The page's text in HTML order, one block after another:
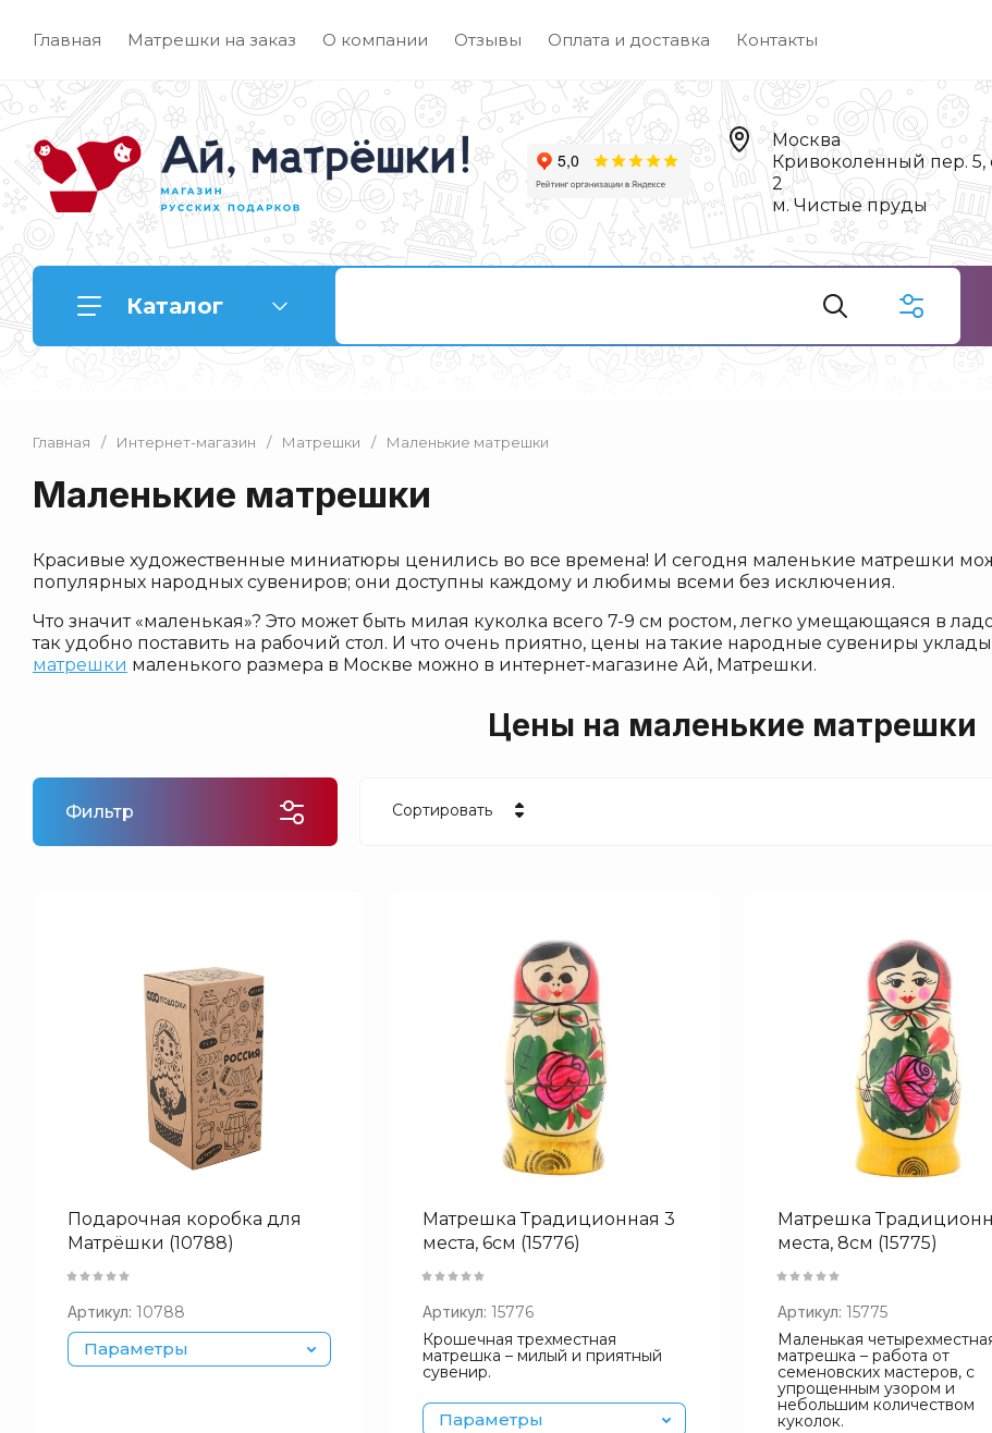
Главная Матрешки на заказ О компании Отзывы Оплата и доставка Контакты
Москва
Кривоколенный пер. 5,
2
м. Чистые пруды
Матрешки
Подстаканники
Шкатулки
Футболки
Бейсболки
Музыкальный сувениры
Павлопосадские платки
Одежда и головные уборы
Яйца-шкатулки Фаберже
Питейные наборы
Изделия из янтаря
Златоустовские изделия
Настольные принадлежности
Казаковская филигрань
Дымковская игрушка
Каталог
Главная / Интернет-магазин / Матрешки / Маленькие матрешки
Маленькие матрешки
Красивые художественные миниатюры ценились во все времена! И сегодня маленькие матрешки
популярных народных сувениров; они доступны каждому и любимы всеми без исключения.
Что значит «маленькая»? Это может быть милая куколка всего 7-9 см ростом, легко умещающаяся в
так удобно поставить на рабочий стол. И что очень приятно, цены на такие народные сувениры
матрешки маленького размера в Москве можно в интернет-магазине Ай, Матрешки.
Цены на маленькие матрешки
Фильтр Сортировать
Название - Я-А
Название - А-Я
Подарочная коробка для
Матрёшки (10788)
Артикул: 10788
Параметры
Матрешка Традиционная 3
места, 6см (15776)
Артикул: 15776
Крошечная трехместная
матрешка – милый и приятный
сувенир.
Параметры
Матрешка
места, 8см (15775)
Артикул: 15775
Маленькая
матрешка – работа от
семеновских мастеров, с
упрощенным узором и
небольшим количеством
куколок.